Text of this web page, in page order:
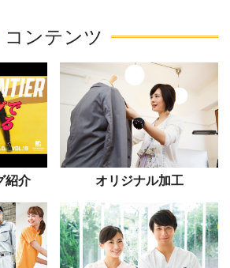
コンテンツ
紹介 オリジナル加工